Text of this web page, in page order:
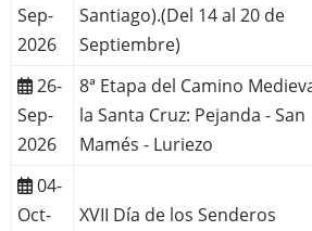
Sep-
2026
Santiago).(Del 14 al 20 de
Septiembre)
26-
Sep-
2026
8ª Etapa del Camino
la Santa Cruz: Pejanda - San
Mamés - Luriezo
04-
Oct-
XVII Día de los Senderos